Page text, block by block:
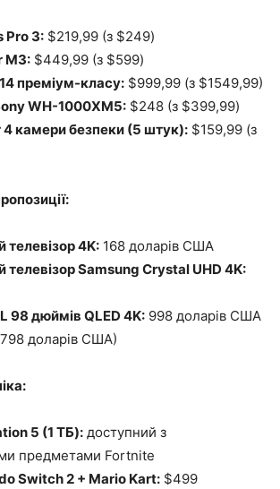
Pro 3: $219,99 (з $249)
M3: $449,99 (з $599)
преміум-класу: $999,99 (з $1549,99)
WH-1000XM5: $248 (з $399,99)
камери безпеки (5 штук): $159,99 (з
4K: 168 доларів США
Samsung Crystal UHD 4K:
98 дюймів QLED 4K: 998 доларів США
доларів США)
5 (1 ТБ): доступний з
предметами Fortnite
Switch 2 + Mario Kart: $499